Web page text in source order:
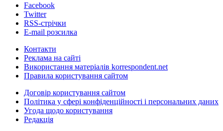
Facebook
Twitter
RSS-стрічки
E-mail розсилка
Контакти
Реклама на сайті
Використання матеріалів korrespondent.net
Правила користування сайтом
Договір користування сайтом
Політика у сфері конфіденційності і персональних даних
Угода щодо користування
Редакція